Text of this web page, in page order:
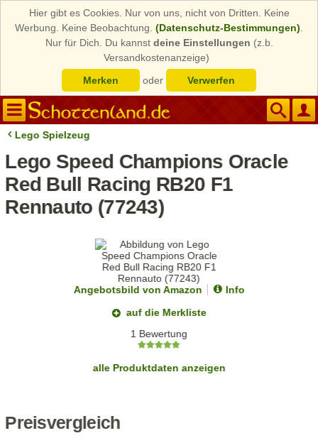
Hier gibt es Cookies. Nur von uns, nicht von Dritten. Keine
Werbung. Keine Beobachtung. (Datenschutz-Bestimmungen)
Nur für Dich. Du kannst deine Einstellungen (z.b.
Versandkostenanzeige)
Merken
oder Verwerfen
Lego Spielzeug
Lego Speed Champions Oracle
Red Bull Racing RB20 F1
Rennauto (77243)
Angebotsbild von Amazon
Info
auf die Merkliste
1 Bewertung
alle Produktdaten anzeigen
Preisvergleich